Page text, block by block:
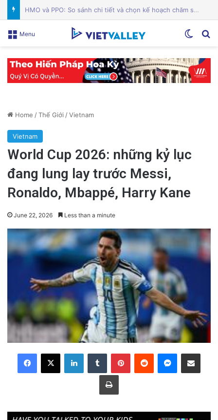
Các quản trị viên Alum Rock phản đối cơ sở ICE tại Nam Hạt: Cuộc chiến vì cộng đồng!
Menu
Home /Thế Giới /Vietnam
Vietnam
World Cup 2026: những kỷ lục
đang lung lay trước Messi,
Ronaldo, Mbappé, Harry Kane
June 22, 2026 Less than a minute
LinkedInTumblr PinterestReddit Messenger
Share via Email
Print